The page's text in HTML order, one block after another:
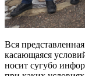
Вся
касающаяся
носит сугубо